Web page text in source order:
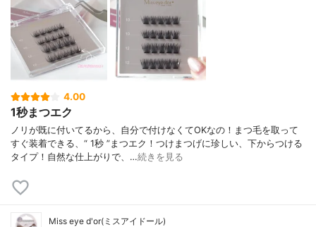
4.00
1秒まつエク
ノリが既に付いてるから、自分で付けなくてOKなの！まつ毛を取って
すぐ装着できる、“ 1秒 ”まつエク！つけまつげに珍しい、下からつける
タイプ！自然な仕上がりで、…続きを見る
Miss eye d'or(ミスアイドール)